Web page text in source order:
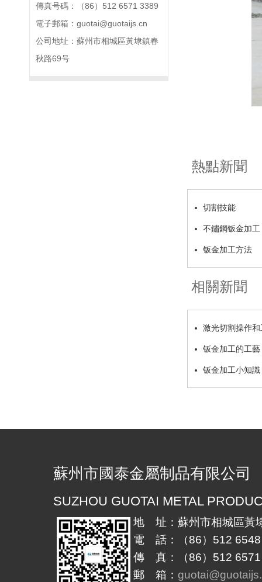
傳真号碼：（86）512 6571 3389
電子郵箱：guotai@guotaijs.cn
公司地址：蘇州市相城區黃埭鎮春
秋路69号
熱點新聞
切割技能
不鏽鋼钣金加工
钣金加工方法
相關新聞
激光切割操作
钣金加工的工藝
钣金加工小知識
蘇州市國泰金屬制品有限公司
SUZHOU GUOTAI METAL
地 址：蘇州市相城區黃
電 話：（86）512
傳 真：（86）512
郵 箱：